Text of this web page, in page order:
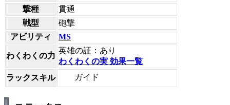
撃種
貫通
戦型
砲撃
アビリティ
MS
わくわくの力
英雄の証：あり
わくわくの実 効果一覧
ラックスキル
ガイド